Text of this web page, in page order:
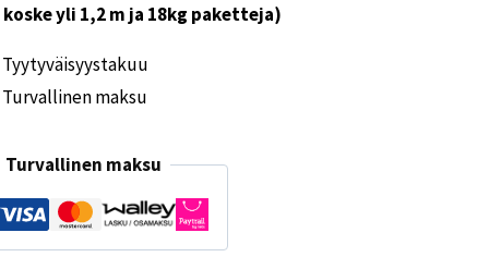
koske yli 1,2 m ja 18kg paketteja)
Tyytyväisyystakuu
Turvallinen maksu
Turvallinen maksu